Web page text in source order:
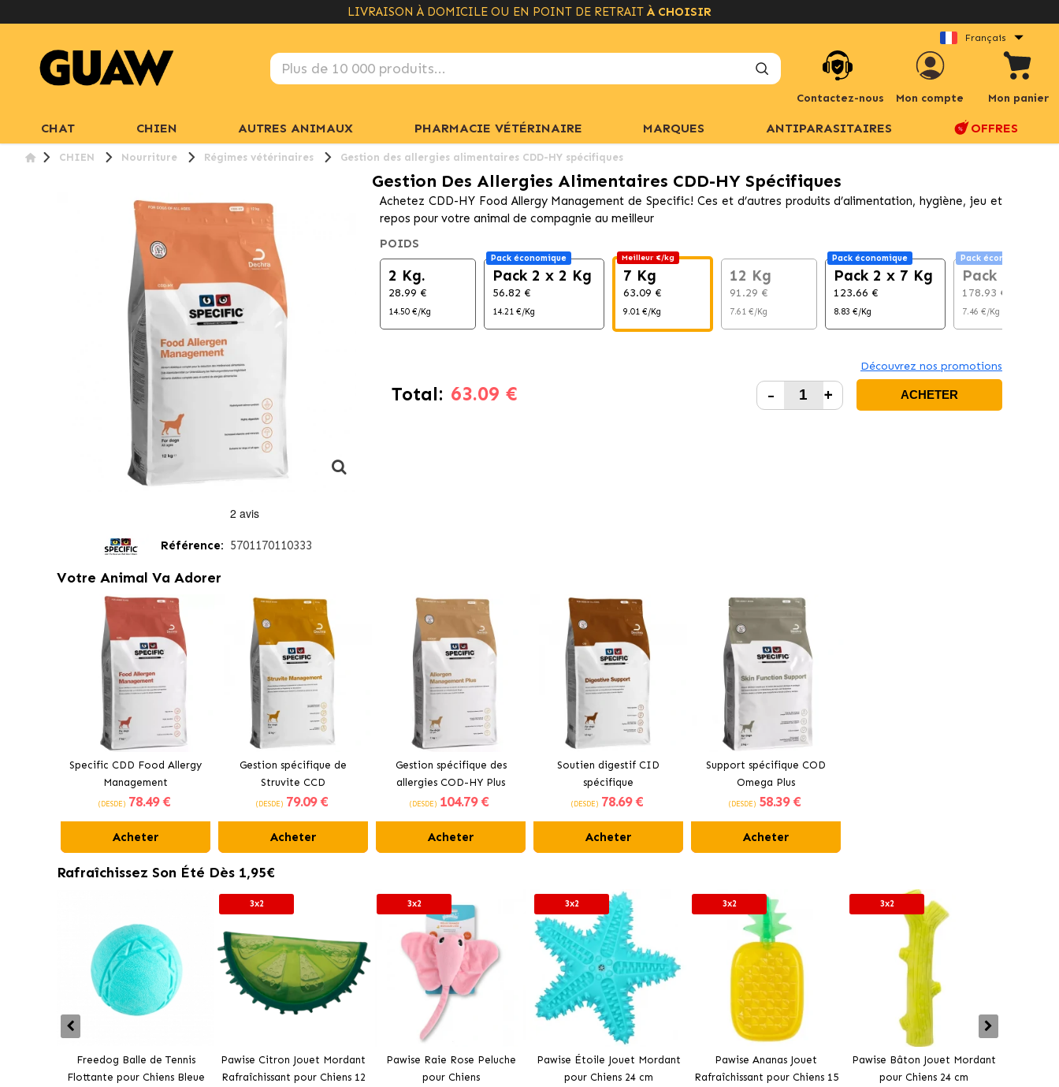
LIVRAISON GRATUITE À PARTIR DE 49€+ INFO
Français
Contactez-nous Mon compte Mon panier
CHAT CHIEN AUTRES ANIMAUX PHARMACIE VÉTÉRINAIRE MARQUES ANTIPARASITAIRES OFFRES
CHIEN Nourriture Régimes vétérinaires Gestion des allergies alimentaires CDD-HY spécifiques
Gestion Des Allergies Alimentaires CDD-HY Spécifiques
Référence: 5701170110333
Achetez CDD-HY Food Allergy Management de Specific! Ces et d’autres produits d’alimentation, hygiène, jeu et
repos pour votre animal de compagnie au meilleur
POIDS
2 Kg.
28.99 €
14.50 €/Kg
Pack économique
Pack 2 x 2 Kg
56.82 €
14.21 €/Kg
Meilleur €/kg
7 Kg
63.09 €
9.01 €/Kg
12 Kg
91.29 €
7.61 €/Kg
Pack économique
Pack 2 x 7 Kg
123.66 €
8.83 €/Kg
Pack économique
Pack 2 x
178.93 €
7.46 €/Kg
Découvrez nos promotions
Total: 63.09 € - + ACHETER
Votre Animal Va Adorer
Specific CDD Food Allergy
Management
(DESDE) 78.49 €
Acheter
Gestion spécifique de
Struvite CCD
(DESDE) 79.09 €
Acheter
Gestion spécifique des
allergies COD-HY Plus
(DESDE) 104.79 €
Acheter
Soutien digestif CID
spécifique
(DESDE) 78.69 €
Acheter
Support spécifique COD
Omega Plus
(DESDE) 58.39 €
Acheter
Rafraîchissez Son Été Dès 1,95€
Freedog Balle de Tennis
Flottante pour Chiens Bleue
3x2
Pawise Citron Jouet Mordant
Rafraîchissant pour Chiens 12
3x2
Pawise Raie Rose Peluche
pour Chiens
3x2
Pawise Étoile Jouet Mordant
pour Chiens 24 cm
3x2
Pawise Ananas Jouet
Rafraîchissant pour Chiens 15
3x2
Pawise Bâton Jouet Mordant
pour Chiens 24 cm